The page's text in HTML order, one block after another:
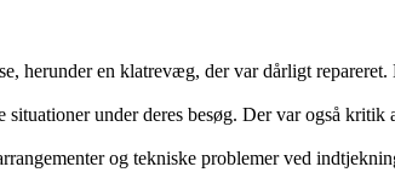
herunder en klatrevæg, der var dårligt
under deres besøg. Der var også
og tekniske problemer ved